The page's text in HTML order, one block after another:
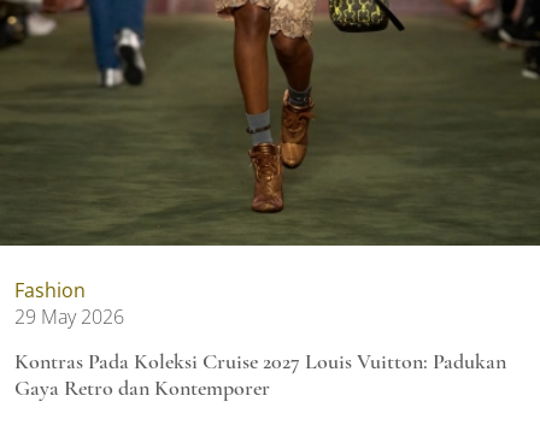
Fashion
29 May 2026
Kontras Pada Koleksi Cruise 2027 Louis Vuitton: Padukan
Gaya Retro dan Kontemporer